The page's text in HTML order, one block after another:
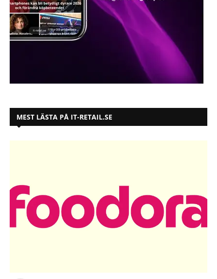
MEST LÄSTA PÅ IT-RETAIL.SE